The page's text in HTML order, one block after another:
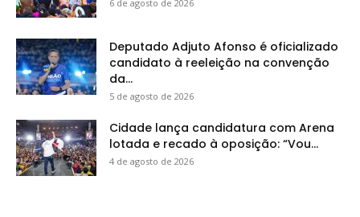
6 de agosto de 2026
Deputado Adjuto Afonso é oficializado
candidato à reeleição na convenção
da...
5 de agosto de 2026
Cidade lança candidatura com Arena
lotada e recado à oposição: “Vou...
4 de agosto de 2026